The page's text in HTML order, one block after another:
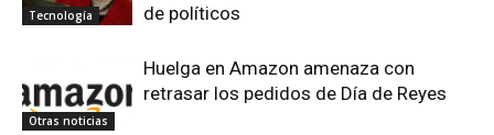
Tecnología
de políticos
Otras noticias
Huelga en Amazon amenaza con
retrasar los pedidos de Día de Reyes